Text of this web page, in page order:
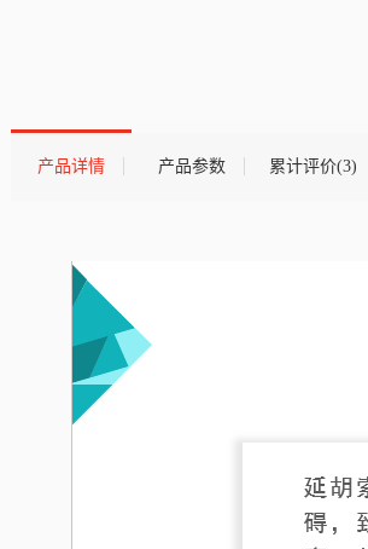
产品详情 产品参数 累计评价(3)